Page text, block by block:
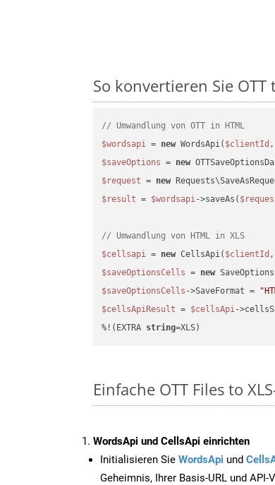
So konvertieren Sie
// Umwandlung von OTT in HTML
$wordsapi = new WordsApi( $clientId ,
$saveOptions = new
$request = new
$result = $wordsapi->saveAs(
// Umwandlung von HTML in XLS
$cellsapi = new CellsApi( $clientId ,
$saveOptionsCells = new
$saveOptionsCells ->SaveFormat =
$cellsApiResult = $cellsApi-
%!(EXTRA string=XLS)
Einfache OTT Files to
WordsApi und CellsApi einrichten
Initialisieren Sie WordsApi und
Geheimnis, Ihrer Basis-URL und API-